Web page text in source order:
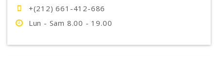
+(212) 661-412-686
Lun - Sam 8.00 - 19.00